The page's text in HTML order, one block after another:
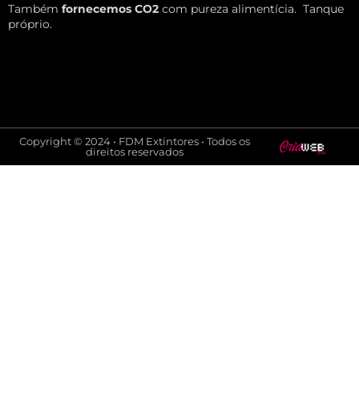
Também fornecemos CO2 com pureza alimentícia. Tanque
próprio.
Copyright © 2024 • FDM Extintores • Todos os
direitos reservados